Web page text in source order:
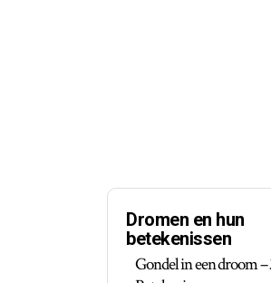
Dromen en hun
betekenissen
Gondel in een droom –